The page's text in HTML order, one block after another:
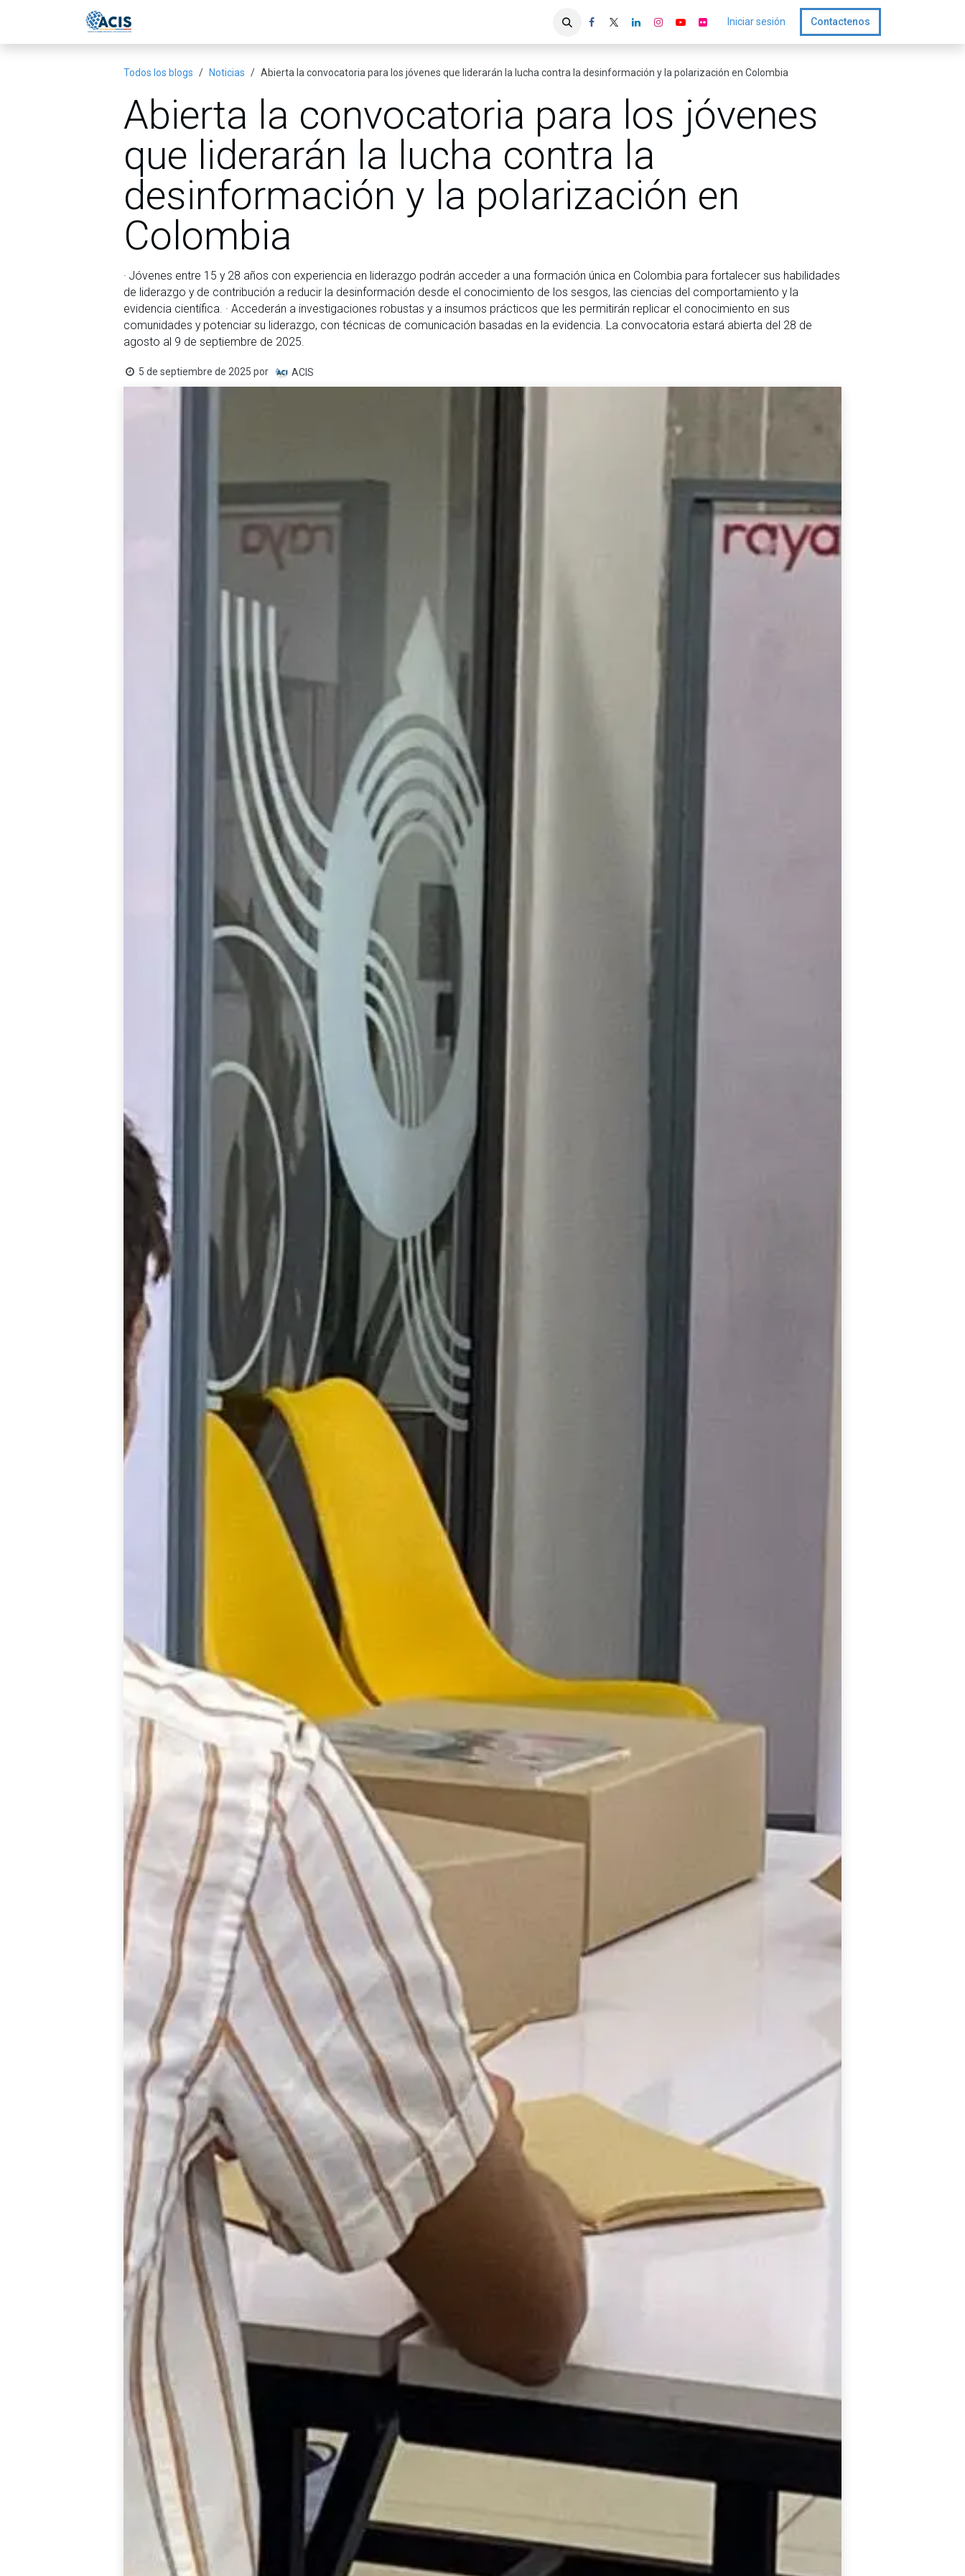
Iniciar sesión Contactenos
Todos los blogs Noticias Abierta la convocatoria para los jóvenes que liderarán la lucha contra la desinformación y la polarización en Colombia
Abierta la convocatoria para los jóvenes
que liderarán la lucha contra la
desinformación y la polarización en
Colombia
· Jóvenes entre 15 y 28 años con experiencia en liderazgo podrán acceder a una formación única en Colombia para fortalecer sus habilidades
de liderazgo y de contribución a reducir la desinformación desde el conocimiento de los sesgos, las ciencias del comportamiento y la
evidencia científica. · Accederán a investigaciones robustas y a insumos prácticos que les permitirán replicar el conocimiento en sus
comunidades y potenciar su liderazgo, con técnicas de comunicación basadas en la evidencia. La convocatoria estará abierta del 28 de
agosto al 9 de septiembre de 2025.
5 de septiembre de 2025 por ACIS